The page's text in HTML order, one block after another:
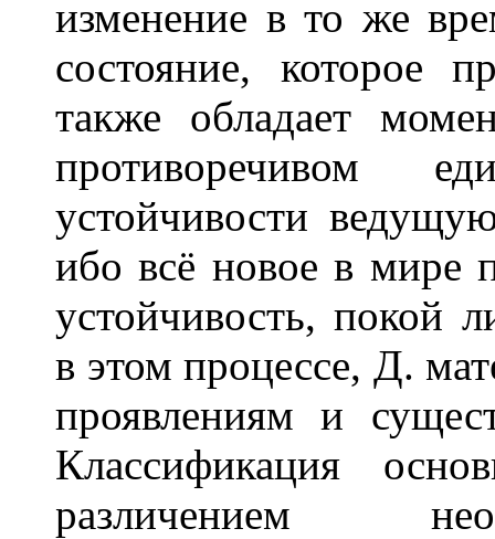
изменение в то же
состояние, которое
также обладает
противоречивом
устойчивости
ибо всё новое в мире
устойчивость, покой
в этом процессе, Д.
проявлениям и
Классификация
различением